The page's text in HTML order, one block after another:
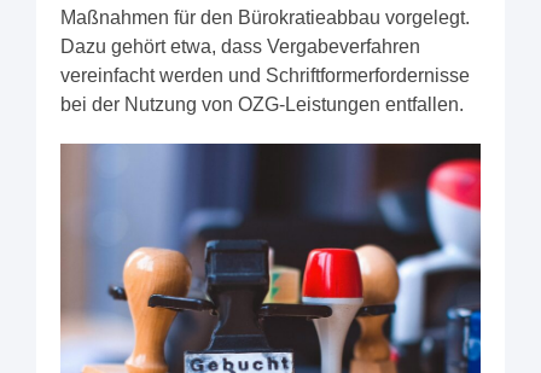
Maßnahmen für den Bürokratieabbau vorgelegt.
Dazu gehört etwa, dass Vergabeverfahren
vereinfacht werden und Schriftformerfordernisse
bei der Nutzung von OZG-Leistungen entfallen.